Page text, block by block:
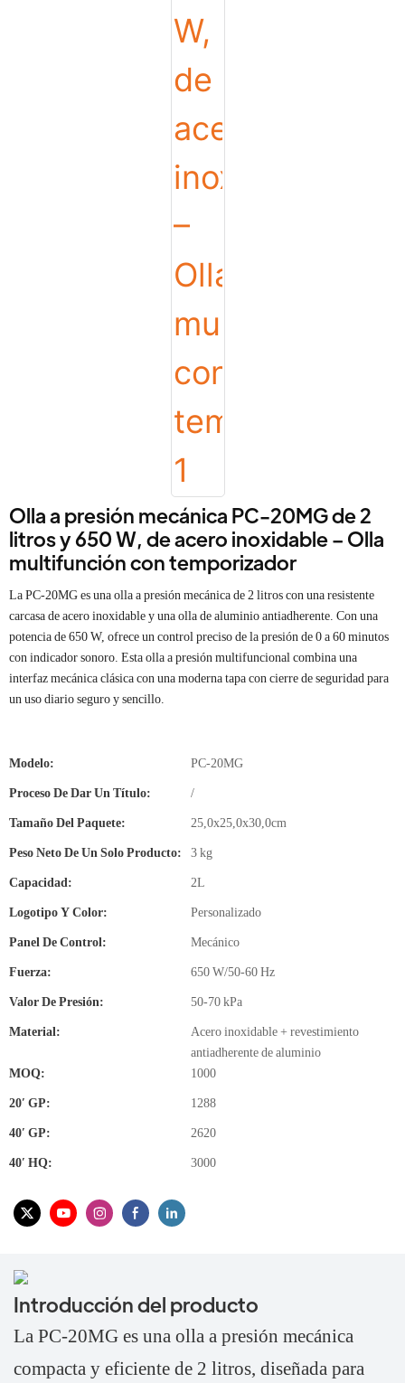
Olla a presión mecánica PC-20MG de 2
litros y 650 W, de acero inoxidable – Olla
multifunción con temporizador
La PC-20MG es una olla a presión mecánica de 2 litros con una resistente
carcasa de acero inoxidable y una olla de aluminio antiadherente. Con una
potencia de 650 W, ofrece un control preciso de la presión de 0 a 60 minutos
con indicador sonoro. Esta olla a presión multifuncional combina una
interfaz mecánica clásica con una moderna tapa con cierre de seguridad para
un uso diario seguro y sencillo.
Modelo: PC-20MG
Proceso De Dar Un Título: /
Tamaño Del Paquete: 25,0x25,0x30,0cm
Peso Neto De Un Solo Producto: 3 kg
Capacidad: 2L
Logotipo Y Color: Personalizado
Panel De Control: Mecánico
Fuerza: 650 W/50-60 Hz
Valor De Presión: 50-70 kPa
Material:
Acero inoxidable + revestimiento
antiadherente de aluminio
MOQ:
1000
20′ GP: 1288
40′ GP: 2620
40′ HQ: 3000
Introducción del producto
La PC-20MG es una olla a presión mecánica
compacta y eficiente de 2 litros, diseñada para